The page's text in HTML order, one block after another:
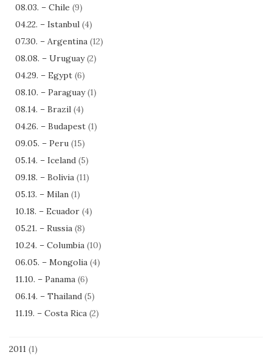
08.03. – Chile (9)
04.22. – Istanbul (4)
07.30. – Argentina (12)
08.08. – Uruguay(2)
04.29. – Egypt (6)
08.10. – Paraguay(1)
08.14. – Brazil (4)
04.26. – Budapest (1)
09.05. – Peru (15)
05.14. – Iceland (5)
09.18. – Bolivia (11)
05.13. – Milan (1)
10.18. – Ecuador (4)
05.21. – Russia (8)
10.24. – Columbia (10)
06.05. – Mongolia (4)
11.10. – Panama (6)
06.14. – Thailand (5)
11.19. – Costa Rica (2)
2011 (1)